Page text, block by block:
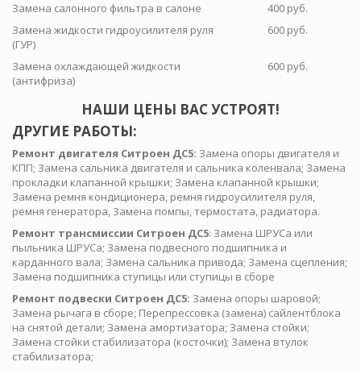
Замена салонного фильтра в салоне
400 руб.
Замена жидкости гидроусилителя руля
(ГУР)
600 руб.
Замена охлаждающей жидкости
(антифриза)
600 руб.
НАШИ ЦЕНЫ ВАС УСТРОЯТ!
ДРУГИЕ РАБОТЫ:
Ремонт двигателя Ситроен ДС5: Замена опоры двигателя и
КПП; Замена сальника двигателя и сальника коленвала; Замена
прокладки клапанной крышки; Замена клапанной крышки;
Замена ремня кондиционера, ремня гидроусилителя руля,
ремня генератора, Замена помпы, термостата, радиатора.
Ремонт трансмиссии Ситроен ДС5: Замена ШРУСа или
пыльника ШРУСа; Замена подвесного подшипника и
карданного вала; Замена сальника привода; Замена сцепления;
Замена подшипника ступицы или ступицы в сборе
Ремонт подвески Ситроен ДС5: Замена опоры шаровой;
Замена рычага в сборе; Перепрессовка (замена) сайлентблока
на снятой детали; Замена амортизатора; Замена стойки;
Замена стойки стабилизатора (косточки); Замена втулок
стабилизатора;